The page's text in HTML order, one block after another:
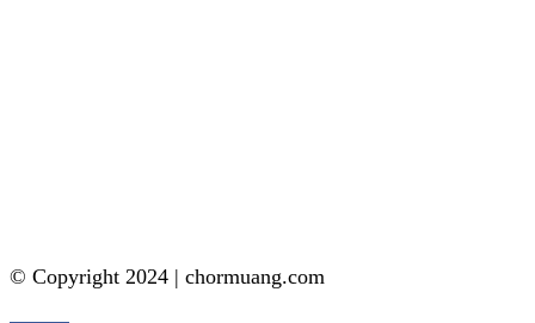
© Copyright 2024 | chormuang.com